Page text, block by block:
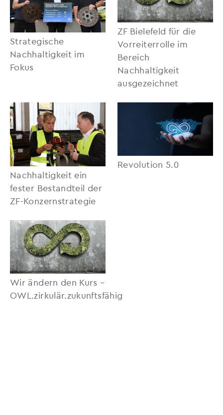
Strategische
Nachhaltigkeit im
Fokus
ZF Bielefeld für die
Vorreiterrolle im
Bereich
Nachhaltigkeit
ausgezeichnet
Nachhaltigkeit ein
fester Bestandteil der
ZF-Konzernstrategie
Revolution 5.0
Wir ändern den Kurs –
OWL.zirkulär.zukunftsfähig